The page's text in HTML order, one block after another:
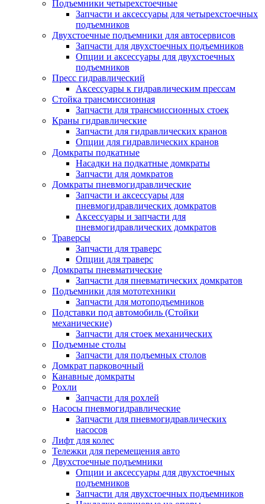
Подъемники четырехстоечные
Запчасти и аксессуары для четырехстоечных
подъемников
Двухстоечные подъемники для автосервисов
Запчасти для двухстоечных подъемников
Опции и аксессуары для двухстоечных
подъемников
Пресс гидравлический
Аксессуары к гидравлическим прессам
Стойка трансмиссионная
Запчасти для трансмиссионных стоек
Краны гидравлические
Запчасти для гидравлических кранов
Опции для гидравлических кранов
Домкраты подкатные
Насадки на подкатные домкраты
Запчасти для домкратов
Домкраты пневмогидравлические
Запчасти и аксессуары для
пневмогидравлических домкратов
Аксессуары и запчасти для
пневмогидравлических домкратов
Траверсы
Запчасти для траверс
Опции для траверс
Домкраты пневматические
Запчасти для пневматических домкратов
Подъемники для мототехники
Запчасти для мотоподъемников
Подставки под автомобиль (Стойки
механические)
Запчасти для стоек механических
Подъемные столы
Запчасти для подъемных столов
Домкрат парковочный
Канавные домкраты
Рохли
Запчасти для рохлей
Насосы пневмогидравлические
Запчасти для пневмогидравлических
насосов
Лифт для колес
Тележки для перемещения авто
Двухстоечные подъемники
Опции и аксессуары для двухстоечных
подъемников
Запчасти для двухстоечных подъемников